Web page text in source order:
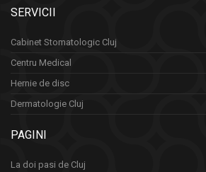
SERVICII
Cabinet Stomatologic Cluj
Centru Medical
Hernie de disc
Dermatologie Cluj
PAGINI
La doi pasi de Cluj